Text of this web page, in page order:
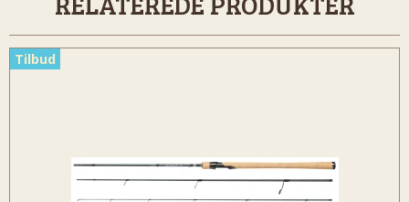
Tilbud